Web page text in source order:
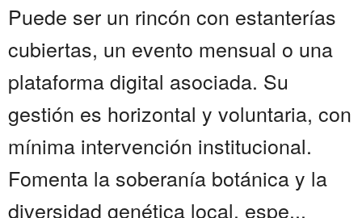
Puede ser un rincón con estanterías
cubiertas, un evento mensual o una
plataforma digital asociada. Su
gestión es horizontal y voluntaria, con
mínima intervención institucional.
Fomenta la soberanía botánica y la
diversidad genética local, espe...